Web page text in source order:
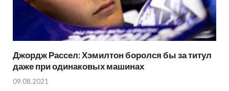
Джордж Рассел: Хэмилтон боролся бы за титул
даже при одинаковых машинах
09.08.2021